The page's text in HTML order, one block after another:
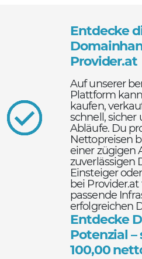
Entdecke
Provider.at
Auf unserer
Plattform
kaufen,
schnell,
Abläufe. Du
Nettopreisen
einer zügigen
zuverlässigen
Einsteiger
bei
passende
erfolgreichen
Entdecke
Potenzial
100,00